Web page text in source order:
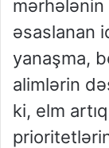
mərhələnin
əsaslanan
yanaşma,
alimlərin
ki, elm